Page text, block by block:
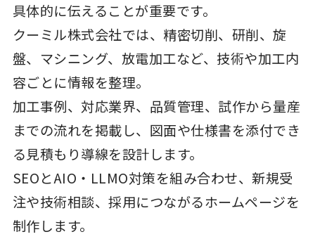
具体的に伝えることが重要です。
クーミル株式会社では、精密切削、研削、旋
盤、マシニング、放電加工など、技術や加工内
容ごとに情報を整理。
加工事例、対応業界、品質管理、試作から量産
までの流れを掲載し、図面や仕様書を添付でき
る見積もり導線を設計します。
SEOとAIO・LLMO対策を組み合わせ、新規受
注や技術相談、採用につながるホームページを
制作します。